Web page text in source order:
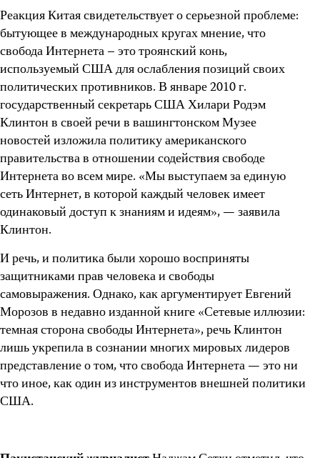
Реакция Китая свидетельствует о серьезной проблеме:
бытующее в международных кругах мнение, что
свобода Интернета – это троянский конь,
используемый США для ослабления позиций своих
политических противников. В январе 2010 г.
государственный секретарь США Хилари Родэм
Клинтон в своей речи в вашингтонском Музее
новостей изложила политику американского
правительства в отношении содействия свободе
Интернета во всем мире. «Мы выступаем за единую
сеть Интернет, в которой каждый человек имеет
одинаковый доступ к знаниям и идеям», — заявила
Клинтон.
И речь, и политика были хорошо восприняты
защитниками прав человека и свободы
самовыражения. Однако, как аргументирует Евгений
Морозов в недавно изданной книге «Сетевые иллюзии:
темная сторона свободы Интернета», речь Клинтон
лишь укрепила в сознании многих мировых лидеров
представление о том, что свобода Интернета — это ни
что иное, как один из инструментов внешней политики
США.